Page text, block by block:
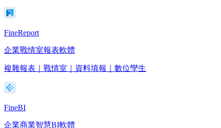
FineReport
企業戰情室報表軟體
複雜報表｜戰情室｜資料填報｜數位孿生
FineBI
企業商業智慧BI軟體